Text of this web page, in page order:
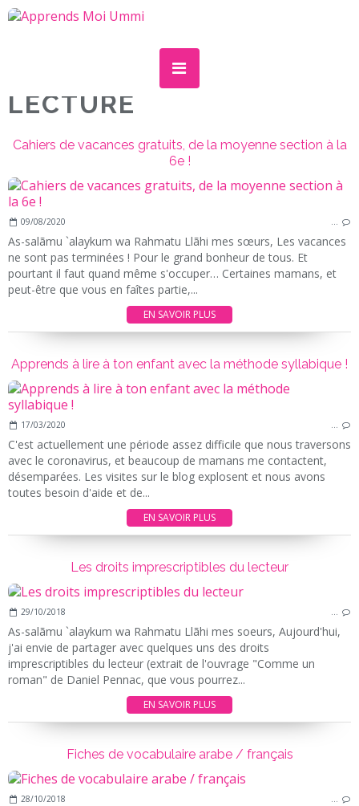
LECTURE
Cahiers de vacances gratuits, de la moyenne section à la
6e !
09/08/2020 …
As-salãmu `alaykum wa Rahmatu Llãhi mes sœurs, Les vacances
ne sont pas terminées ! Pour le grand bonheur de tous. Et
pourtant il faut quand même s'occuper… Certaines mamans, et
peut-être que vous en faîtes partie,...
EN SAVOIR PLUS
Apprends à lire à ton enfant avec la méthode syllabique !
17/03/2020 …
C'est actuellement une période assez difficile que nous traversons
avec le coronavirus, et beaucoup de mamans me contactent,
désemparées. Les visites sur le blog explosent et nous avons
toutes besoin d'aide et de...
EN SAVOIR PLUS
Les droits imprescriptibles du lecteur
29/10/2018 …
As-salãmu `alaykum wa Rahmatu Llãhi mes soeurs, Aujourd'hui,
j'ai envie de partager avec quelques uns des droits
imprescriptibles du lecteur (extrait de l'ouvrage "Comme un
roman" de Daniel Pennac, que vous pourrez...
EN SAVOIR PLUS
Fiches de vocabulaire arabe / français
28/10/2018 …